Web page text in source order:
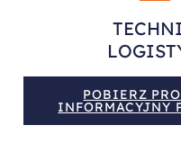
POBIERZ
INFORMACYJNY